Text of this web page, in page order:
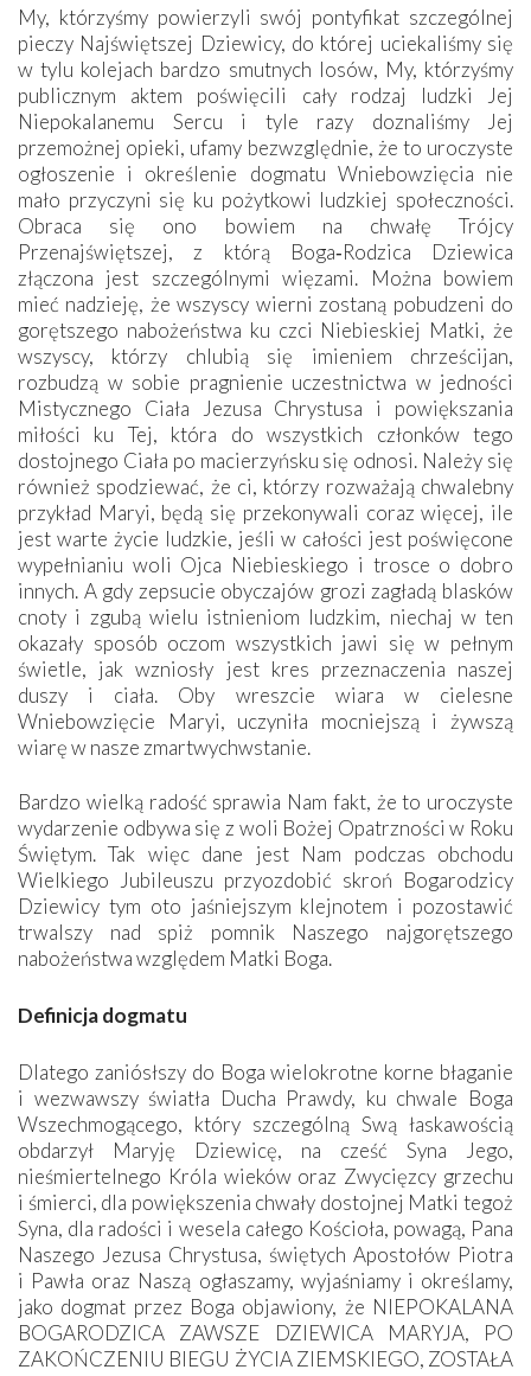
My, którzyśmy powierzyli swój pontyfikat szczególnej
pieczy Najświętszej Dziewicy, do której uciekaliśmy się
w tylu kolejach bardzo smutnych losów, My, którzyśmy
publicznym aktem poświęcili cały rodzaj ludzki Jej
Niepokalanemu Sercu i tyle razy doznaliśmy Jej
przemożnej opieki, ufamy bezwzględnie, że to uroczyste
ogłoszenie i określenie dogmatu Wniebowzięcia nie
mało przyczyni się ku pożytkowi ludzkiej społeczności.
Obraca się ono bowiem na chwałę Trójcy
Przenajświętszej, z którą Boga‑Rodzica Dziewica
złączona jest szczególnymi więzami. Można bowiem
mieć nadzieję, że wszyscy wierni zostaną pobudzeni do
gorętszego nabożeństwa ku czci Niebieskiej Matki, że
wszyscy, którzy chlubią się imieniem chrześcijan,
rozbudzą w sobie pragnienie uczestnictwa w jedności
Mistycznego Ciała Jezusa Chrystusa i powiększania
miłości ku Tej, która do wszystkich członków tego
dostojnego Ciała po macierzyńsku się odnosi. Należy się
również spodziewać, że ci, którzy rozważają chwalebny
przykład Maryi, będą się przekonywali coraz więcej, ile
jest warte życie ludzkie, jeśli w całości jest poświęcone
wypełnianiu woli Ojca Niebieskiego i trosce o dobro
innych. A gdy zepsucie obyczajów grozi zagładą blasków
cnoty i zgubą wielu istnieniom ludzkim, niechaj w ten
okazały sposób oczom wszystkich jawi się w pełnym
świetle, jak wzniosły jest kres przeznaczenia naszej
duszy i ciała. Oby wreszcie wiara w cielesne
Wniebowzięcie Maryi, uczyniła mocniejszą i żywszą
wiarę w nasze zmartwychwstanie.
Bardzo wielką radość sprawia Nam fakt, że to uroczyste
wydarzenie odbywa się z woli Bożej Opatrzności w Roku
Świętym. Tak więc dane jest Nam podczas obchodu
Wielkiego Jubileuszu przyozdobić skroń Bogarodzicy
Dziewicy tym oto jaśniejszym klejnotem i pozostawić
trwalszy nad spiż pomnik Naszego najgorętszego
nabożeństwa względem Matki Boga.
Definicja dogmatu
Dlatego zaniósłszy do Boga wielokrotne korne błaganie
i wezwawszy światła Ducha Prawdy, ku chwale Boga
Wszechmogącego, który szczególną Swą łaskawością
obdarzył Maryję Dziewicę, na cześć Syna Jego,
nieśmiertelnego Króla wieków oraz Zwycięzcy grzechu
i śmierci, dla powiększenia chwały dostojnej Matki tegoż
Syna, dla radości i wesela całego Kościoła, powagą, Pana
Naszego Jezusa Chrystusa, świętych Apostołów Piotra
i Pawła oraz Naszą ogłaszamy, wyjaśniamy i określamy,
jako dogmat przez Boga objawiony, że NIEPOKALANA
BOGARODZICA ZAWSZE DZIEWICA MARYJA, PO
ZAKOŃCZENIU BIEGU ŻYCIA ZIEMSKIEGO, ZOSTAŁA